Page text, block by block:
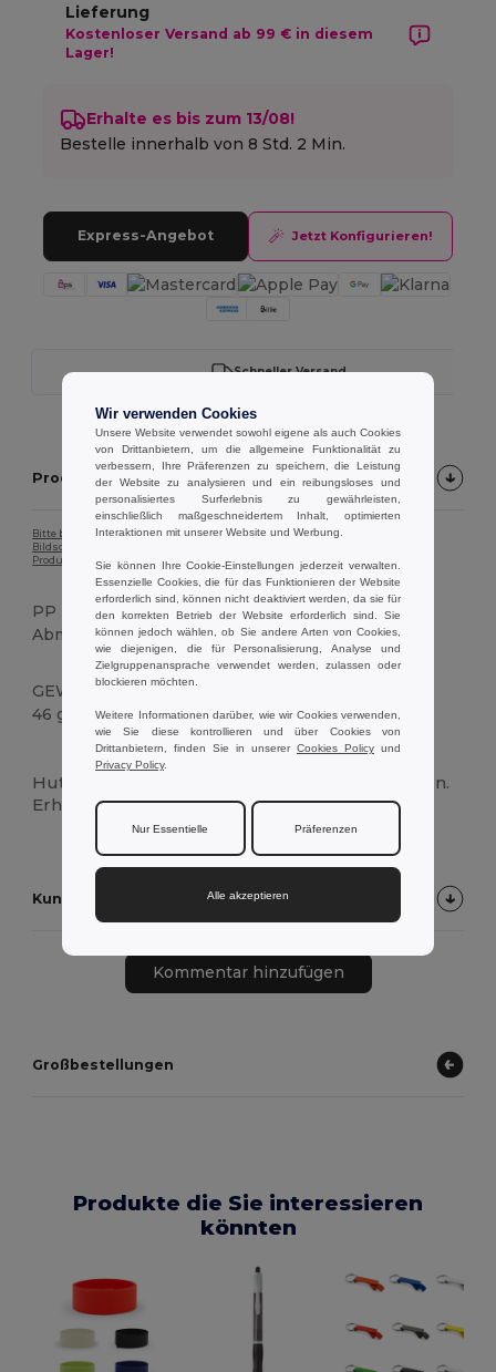
Lieferung
Kostenloser Versand ab 99 € in diesem
Lager!
Erhalte es bis zum 13/08!
Bestelle innerhalb von8 Std. 2 Min.
Express-Angebot Jetzt Konfigurieren!
Schneller Versand
Produktbeschreibung
Bitte beachten Sie, dass die Farbe des Produktbildes aufgrund der
Bildschirmkalibrierung möglicherweise nicht genau der tatsächlichen
Produktfarbe entspricht.
PP
Abmessungen: Größe:580mm
GEWICHT
46 g.
Anpassbar Hoher Bestand
Hut aus PP. Verfügbar in verschiedenen Farben.
Erhältlich in verschiedenen Farben
Kundenbewertungen zum Produkt
Kommentar hinzufügen
Großbestellungen
Produkte die Sie interessieren
könnten
Wir verwenden Cookies
Unsere Website verwendet sowohl eigene als auch Cookies
von Drittanbietern, um die allgemeine Funktionalität zu
verbessern, Ihre Präferenzen zu speichern, die Leistung
der Website zu analysieren und ein reibungsloses und
personalisiertes Surferlebnis zu gewährleisten,
einschließlich maßgeschneidertem Inhalt, optimierten
Interaktionen mit unserer Website und Werbung.
Sie können Ihre Cookie-Einstellungen jederzeit verwalten.
Essenzielle Cookies, die für das Funktionieren der Website
erforderlich sind, können nicht deaktiviert werden, da sie für
den korrekten Betrieb der Website erforderlich sind. Sie
können jedoch wählen, ob Sie andere Arten von Cookies,
wie diejenigen, die für Personalisierung, Analyse und
Zielgruppenansprache verwendet werden, zulassen oder
blockieren möchten.
Weitere Informationen darüber, wie wir Cookies verwenden,
wie Sie diese kontrollieren und über Cookies von
Drittanbietern, finden Sie in unserer Cookies Policy und
Privacy Policy.
Nur Essentielle Präferenzen
Alle akzeptieren